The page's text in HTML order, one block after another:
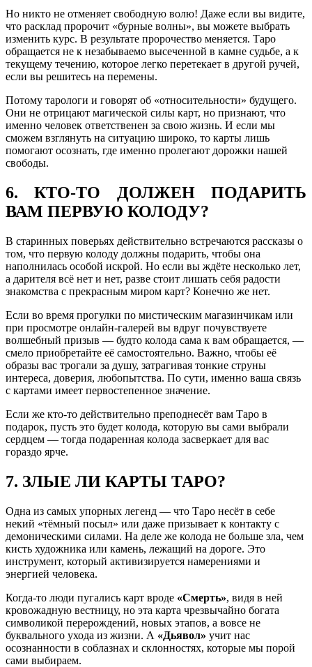
Но никто не отменяет свободную волю! Даже если вы видите,
что расклад пророчит «бурные волны», вы можете выбрать
изменить курс. В результате пророчество меняется. Таро
обращается не к незабываемо высеченной в камне судьбе, а к
текущему течению, которое легко перетекает в другой ручей,
если вы решитесь на перемены.
Потому тарологи и говорят об «относительности» будущего.
Они не отрицают магической силы карт, но признают, что
именно человек ответственен за свою жизнь. И если мы
сможем взглянуть на ситуацию широко, то карты лишь
помогают осознать, где именно пролегают дорожки нашей
свободы.
6. КТО-ТО ДОЛЖЕН ПОДАРИТЬ
ВАМ ПЕРВУЮ КОЛОДУ?
В старинных поверьях действительно встречаются рассказы о
том, что первую колоду должны подарить, чтобы она
наполнилась особой искрой. Но если вы ждёте несколько лет,
а дарителя всё нет и нет, разве стоит лишать себя радости
знакомства с прекрасным миром карт? Конечно же нет.
Если во время прогулки по мистическим магазинчикам или
при просмотре онлайн-галерей вы вдруг почувствуете
волшебный призыв — будто колода сама к вам обращается, —
смело приобретайте её самостоятельно. Важно, чтобы её
образы вас трогали за душу, затрагивая тонкие струны
интереса, доверия, любопытства. По сути, именно ваша связь
с картами имеет первостепенное значение.
Если же кто-то действительно преподнесёт вам Таро в
подарок, пусть это будет колода, которую вы сами выбрали
сердцем — тогда подаренная колода засверкает для вас
гораздо ярче.
7. ЗЛЫЕ ЛИ КАРТЫ ТАРО?
Одна из самых упорных легенд — что Таро несёт в себе
некий «тёмный посыл» или даже призывает к контакту с
демоническими силами. На деле же колода не больше зла, чем
кисть художника или камень, лежащий на дороге. Это
инструмент, который активизируется намерениями и
энергией человека.
Когда-то люди пугались карт вроде «Смерть», видя в ней
кровожадную вестницу, но эта карта чрезвычайно богата
символикой перерождений, новых этапов, а вовсе не
буквального ухода из жизни. А «Дьявол» учит нас
осознанности в соблазнах и склонностях, которые мы порой
сами выбираем.